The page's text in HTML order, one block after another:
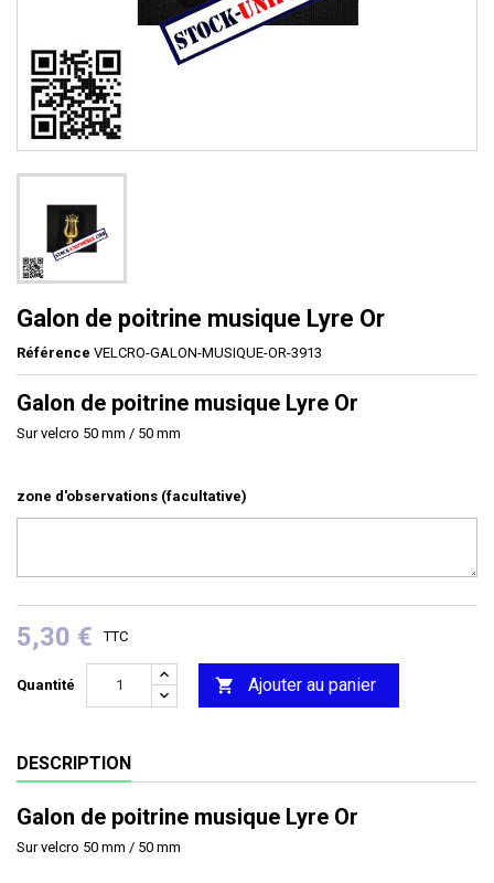
Galon de poitrine musique Lyre Or
Référence VELCRO-GALON-MUSIQUE-OR-3913
Galon de poitrine musique Lyre Or
Sur velcro 50 mm / 50 mm
zone d'observations (facultative)
5,30 € TTC
Quantité  Ajouter au panier
DESCRIPTION
Galon de poitrine musique Lyre Or
Sur velcro 50 mm / 50 mm